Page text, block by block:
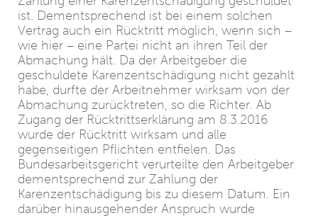
ist. Dementsprechend ist bei einem solchen
Vertrag auch ein Rücktritt möglich, wenn sich –
wie hier – eine Partei nicht an ihren Teil der
Abmachung hält. Da der Arbeitgeber die
geschuldete Karenzentschädigung nicht gezahlt
habe, durfte der Arbeitnehmer wirksam von der
Abmachung zurücktreten, so die Richter. Ab
Zugang der Rücktrittserklärung am 8.3.2016
wurde der Rücktritt wirksam und alle
gegenseitigen Pflichten entfielen. Das
Bundesarbeitsgericht verurteilte den Arbeitgeber
dementsprechend zur Zahlung der
Karenzentschädigung bis zu diesem Datum. Ein
darüber hinausgehender Anspruch wurde